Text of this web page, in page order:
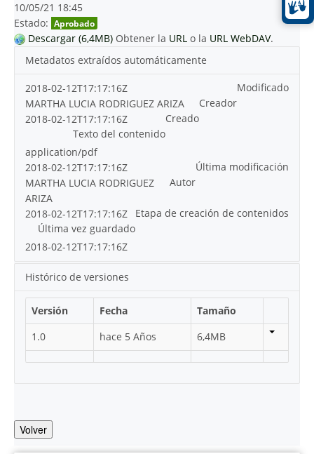
10/05/21 18:45
Estado: Aprobado
Descargar (6,4MB) Obtener la URL o la URL WebDAV.
Metadatos extraídos automáticamente
Modificado
2018-02-12T17:17:16Z
Creador
MARTHA LUCIA RODRIGUEZ ARIZA
Creado
2018-02-12T17:17:16Z
Texto del contenido
application/pdf
Última modificación
2018-02-12T17:17:16Z
Autor
MARTHA LUCIA RODRIGUEZ
ARIZA
Etapa de creación de contenidos
2018-02-12T17:17:16Z
Última vez guardado
2018-02-12T17:17:16Z
Histórico de versiones
Versión Fecha
Tamaño
1.0
hace 5 Años 6,4MB
Volver